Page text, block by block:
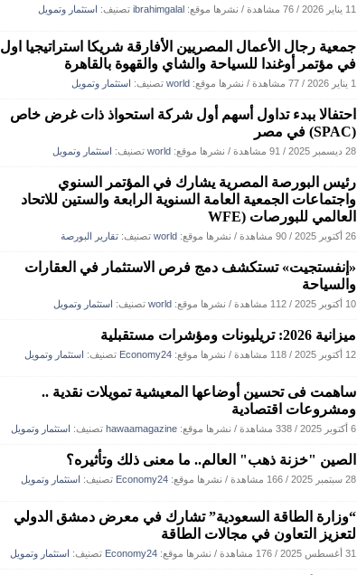
11 يناير 2026 / 76 مشاهدة / نشرها موقع: ibrahimgalal تصنيف: استثمار وتمويل
جمعية رجال الأعمال المصريين الأفارقة شريكا استراتيجيا اول
في مؤتمر أوغندا للسياحة والشاي والقهوة بالقاهرة
1 يناير 2026 / 77 مشاهدة / نشرها موقع: world تصنيف: استثمار وتمويل
احتفالا ببدء تداول أسهم أول شركة استحواذ ذات غرض خاص
(SPAC) في مصر
28 ديسمبر 2025 / 91 مشاهدة / نشرها موقع: world تصنيف: استثمار وتمويل
رئيس البورصة المصرية يشارك في المؤتمر السنوي
واجتماعات الجمعية العامة السنوية الرابعة والستين للاتحاد
العالمي للبورصات (WFE
26 أكتوبر 2025 / 90 مشاهدة / نشرها موقع: world تصنيف: تقارير البورصة
«إنفستجيت» تستكشف دمج فرص الاستثمار في العقارات
والسياحة
10 أكتوبر 2025 / 112 مشاهدة / نشرها موقع: world تصنيف: استثمار وتمويل
ميزانية 2026: تريليونات ومؤشرات مستقبلية
12 أكتوبر 2025 / 118 مشاهدة / نشرها موقع: Economy24 تصنيف: استثمار وتمويل
ساهمت فى تحسين أوضاعها المعيشية تمويلات نقدية ..
ومشروعات اقتصادية
6 أكتوبر 2025 / 338 مشاهدة / نشرها موقع: hawaamagazine تصنيف: استثمار وتمويل
الصين "خزنة ذهب" العالم.. ما معنى ذلك وتأثيره؟
28 سبتمبر 2025 / 166 مشاهدة / نشرها موقع: Economy24 تصنيف: استثمار وتمويل
“وزارة الطاقة السعودية” تشارك في معرض دمشق الدولي
لتعزيز التعاون في مجالات الطاقة
31 أغسطس 2025 / 176 مشاهدة / نشرها موقع: Economy24 تصنيف: استثمار وتمويل